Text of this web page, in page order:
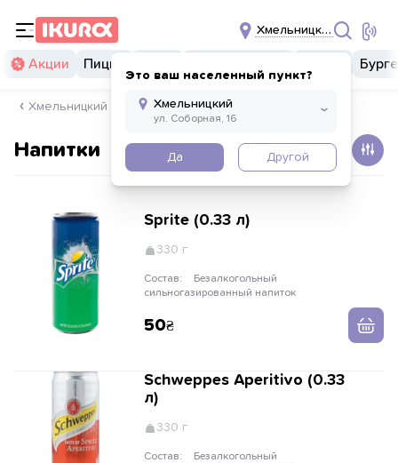
Хмельницкий
Это ваш населенный пункт?
Да Другой
Акции Пицца
Хмельницкий
Напитки
Sprite (0.33 л)
330 г
Состав:
сильногазированный напиток
50
Schweppes Aperitivo (0.33
л)
330 г
Состав: